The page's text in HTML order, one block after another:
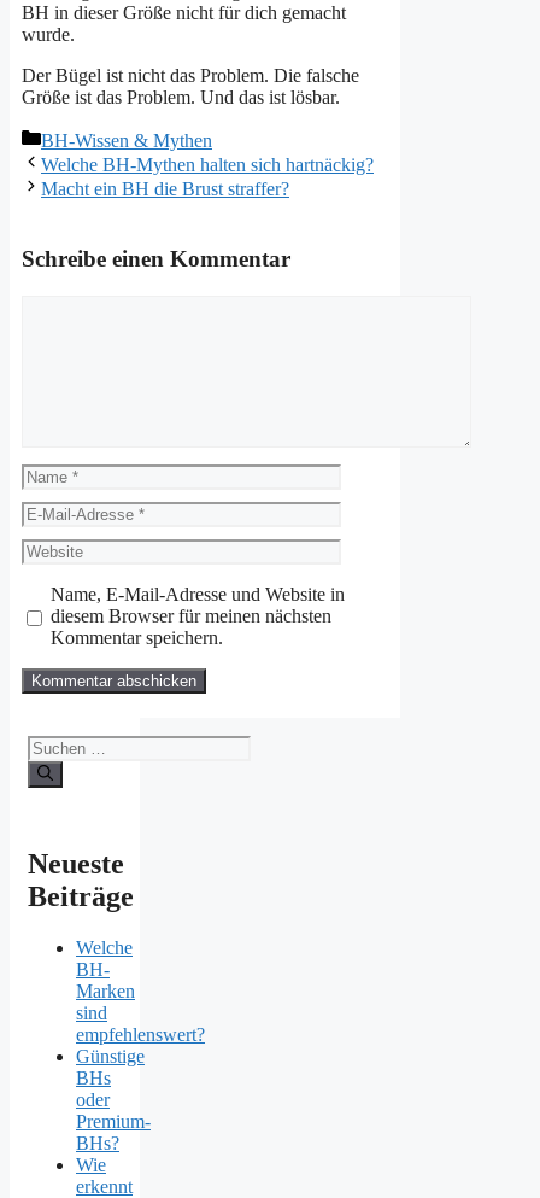
BH in dieser Größe nicht für dich gemacht
wurde.
Der Bügel ist nicht das Problem. Die falsche
Größe ist das Problem. Und das ist lösbar.
Kategorien
BH-Wissen & Mythen
Welche BH-Mythen halten sich hartnäckig?
Macht ein BH die Brust straffer?
Schreibe einen Kommentar
Name
E-
Mail-
Adresse
Website
Name, E-Mail-Adresse und Website in
diesem Browser für meinen nächsten
Kommentar speichern.
Suchen
nach:
Neueste
Beiträge
Welche
BH-
Marken
sind
empfehlenswert?
Günstige
BHs
oder
Premium-
BHs?
Wie
erkennt